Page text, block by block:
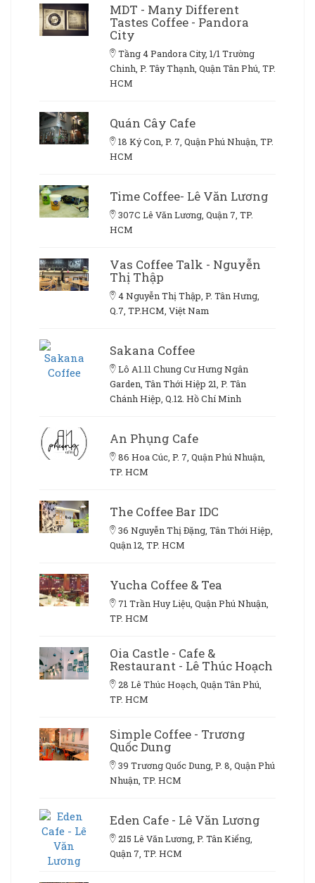
MDT - Many Different
Tastes Coffee - Pandora
City
Tầng 4 Pandora City, 1/1 Trường
Chinh, P. Tây Thạnh, Quận Tân Phú, TP.
HCM
Quán Cây Cafe
18 Ký Con, P. 7, Quận Phú Nhuận, TP.
HCM
Time Coffee- Lê Văn Lương
307C Lê Văn Lương, Quận 7, TP.
HCM
Vas Coffee Talk - Nguyễn
Thị Thập
4 Nguyễn Thị Thập, P. Tân Hưng,
Q.7, TP.HCM, Việt Nam
Sakana Coffee
Lô A1.11 Chung Cư Hưng Ngân
Garden, Tân Thới Hiệp 21, P. Tân
Chánh Hiệp, Q.12. Hồ Chí Minh
An Phụng Cafe
86 Hoa Cúc, P. 7, Quận Phú Nhuận,
TP. HCM
The Coffee Bar IDC
36 Nguyễn Thị Đặng, Tân Thới Hiệp,
Quận 12, TP. HCM
Yucha Coffee & Tea
71 Trần Huy Liệu, Quận Phú Nhuận,
TP. HCM
Oia Castle - Cafe &
Restaurant - Lê Thúc Hoạch
28 Lê Thúc Hoạch, Quận Tân Phú,
TP. HCM
Simple Coffee - Trương
Quốc Dung
39 Trương Quốc Dung, P. 8, Quận Phú
Nhuận, TP. HCM
Eden Cafe - Lê Văn Lương
215 Lê Văn Lương, P. Tân Kiểng,
Quận 7, TP. HCM